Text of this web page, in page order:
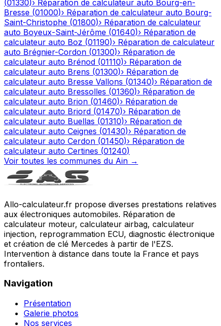
(01330)› Réparation de calculateur auto Bourg-en-
Bresse (01000)› Réparation de calculateur auto Bourg-
Saint-Christophe (01800)› Réparation de calculateur
auto Boyeux-Saint-Jérôme (01640)› Réparation de
calculateur auto Boz (01190)› Réparation de calculateur
auto Brégnier-Cordon (01300)› Réparation de
calculateur auto Brénod (01110)› Réparation de
calculateur auto Brens (01300)› Réparation de
calculateur auto Bresse Vallons (01340)› Réparation de
calculateur auto Bressolles (01360)› Réparation de
calculateur auto Brion (01460)› Réparation de
calculateur auto Briord (01470)› Réparation de
calculateur auto Buellas (01310)› Réparation de
calculateur auto Ceignes (01430)› Réparation de
calculateur auto Cerdon (01450)› Réparation de
calculateur auto Certines (01240)
Voir toutes les communes du Ain →
Allo-calculateur.fr propose diverses prestations relatives
aux électroniques automobiles. Réparation de
calculateur moteur, calculateur airbag, calculateur
injection, reprogrammation ECU, diagnostic électronique
et création de clé Mercedes à partir de l'EZS.
Intervention à distance dans toute la France et pays
frontaliers.
Navigation
Présentation
Galerie photos
Nos services